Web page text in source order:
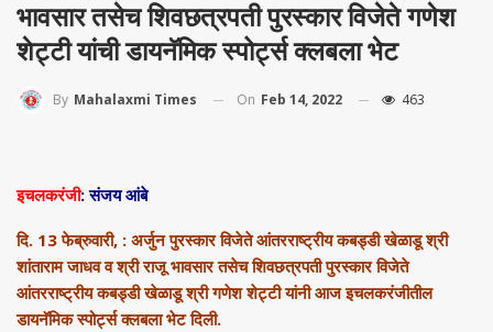
भावसार तसेच शिवछत्रपती पुरस्कार विजेते गणेश
शेट्टी यांची डायनॅमिक स्पोर्ट्स क्लबला भेट
By Mahalaxmi Times On Feb 14, 2022 463
इचलकरंजी: संजय आंबे
दि. 13 फेब्रुवारी, : अर्जुन पुरस्कार विजेते आंतरराष्ट्रीय कबड्डी खेळाडू श्री
शांताराम जाधव व श्री राजू भावसार तसेच शिवछत्रपती पुरस्कार विजेते
आंतरराष्ट्रीय कबड्डी खेळाडू श्री गणेश शेट्टी यांनी आज इचलकरंजीतील
डायनॅमिक स्पोर्ट्स क्लबला भेट दिली.